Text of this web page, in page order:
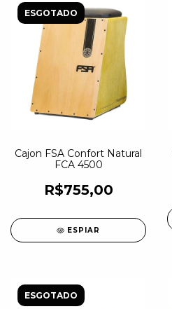
ESGOTADO
Cajon FSA Confort Natural
FCA 4500
R$755,00
ESPIAR
ESGOTADO